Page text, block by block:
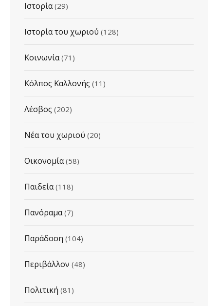
Ιστορία(29)
Ιστορία του χωριού (128)
Κοινωνία(71)
Κόλπος Καλλονής (11)
Λέσβος (202)
Νέα του χωριού (20)
Οικονομία(58)
Παιδεία(118)
Πανόραμα(7)
Παράδοση (104)
Περιβάλλον (48)
Πολιτική (81)